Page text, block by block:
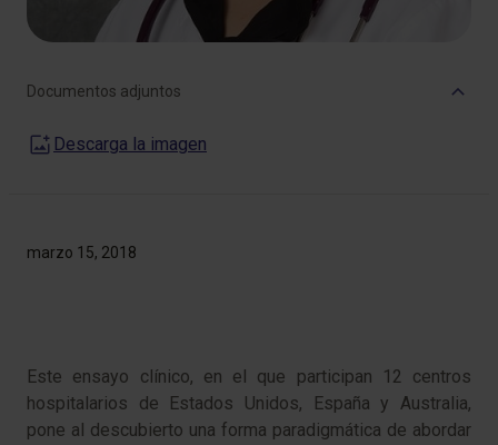
marzo 15, 2018
Este ensayo clínico, en el que participan 12 centros
hospitalarios de Estados Unidos, España y Australia,
pone al descubierto una forma paradigmática de abordar
Documentos adjuntos
Descarga la imagen